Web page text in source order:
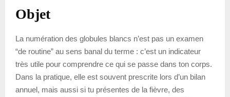
Objet
La numération des globules blancs n’est pas un examen
“de routine” au sens banal du terme : c’est un indicateur
très utile pour comprendre ce qui se passe dans ton corps.
Dans la pratique, elle est souvent prescrite lors d’un bilan
annuel, mais aussi si tu présentes de la fièvre, des